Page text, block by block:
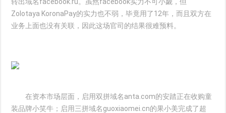
Zolotaya KoronaPay的实力也不弱，毕竟用了12年，而且双方在
业务上面也没有关联，因此这场官司的结果很难预料。
在资本市场层面，启用双拼域名anta.com的安踏正在收购童
装品牌小笑牛；启用三拼域名guoxiaomei.cn的果小美完成了超